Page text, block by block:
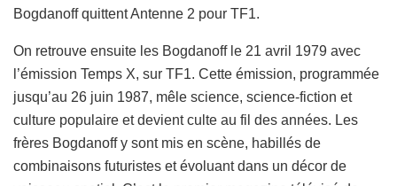
Bogdanoff quittent Antenne 2 pour TF1.
On retrouve ensuite les Bogdanoff le 21 avril 1979 avec
l’émission Temps X, sur TF1. Cette émission, programmée
jusqu’au 26 juin 1987, mêle science, science-fiction et
culture populaire et devient culte au fil des années. Les
frères Bogdanoff y sont mis en scène, habillés de
combinaisons futuristes et évoluant dans un décor de